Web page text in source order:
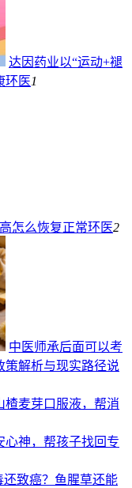
达因药业以“运动+褪
环医1
怎么恢复正常环医2
中医师承后面可以考
策解析与现实路径说
楂麦芽口服液，帮消
心神，帮孩子找回专
还致癌？鱼腥草还能